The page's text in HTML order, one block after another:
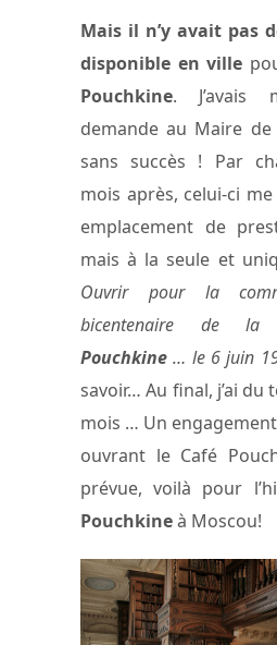
Mais il n’y avait pas
disponible en ville
Pouchkine. J’avais
demande au Maire
sans succès ! Par
mois après, celui-ci
emplacement de
mais à la seule et
Ouvrir pour la
bicentenaire de la
Pouchkine … le 6 juin
savoir… Au final, j’ai du
mois … Un
ouvrant le Café
prévue, voilà pour
Pouchkineà Moscou!